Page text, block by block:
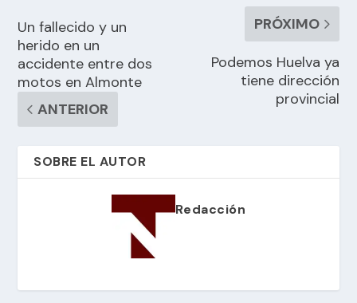
Un fallecido y un
herido en un
accidente entre dos
motos en Almonte
ANTERIOR
PRÓXIMO
Podemos Huelva ya
tiene dirección
provincial
SOBRE EL AUTOR
Redacción